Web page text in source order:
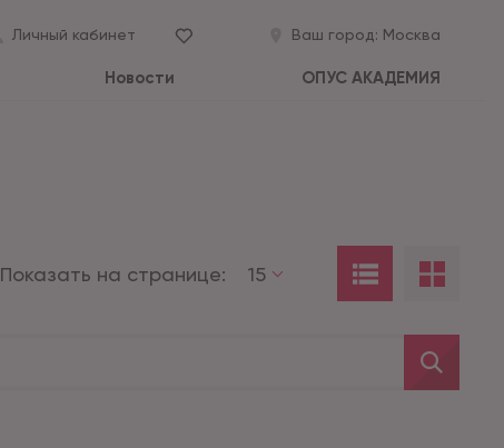
Личный кабинет Ваш город: Москва
Новости ОПУС АКАДЕМИЯ
Показать на странице: 15